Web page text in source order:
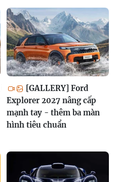
[GALLERY] Ford
Explorer 2027 nâng cấp
mạnh tay - thêm ba màn
hình tiêu chuẩn